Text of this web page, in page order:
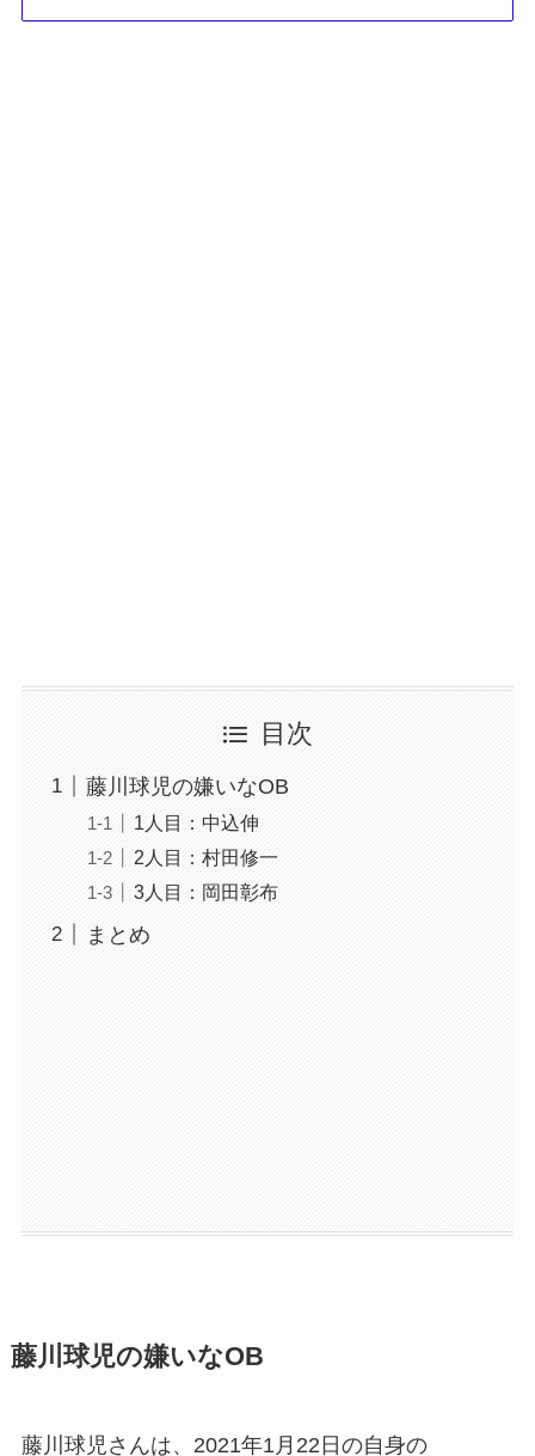
目次
藤川球児の嫌いなOB
1人目：中込伸
2人目：村田修一
3人目：岡田彰布
まとめ
藤川球児の嫌いなOB
藤川球児さんは、2021年1月22日の自身の